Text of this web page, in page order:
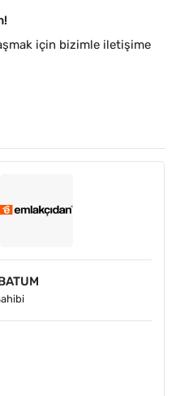
için bizimle iletişime